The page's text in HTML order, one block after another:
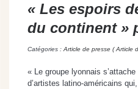
« Les espoirs
du continent »
Catégories : Article de presse ( Article
« Le groupe lyonnais
d’artistes latino-américains